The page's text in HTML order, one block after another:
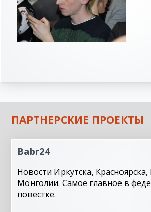
ПАРТНЕРСКИЕ ПРОЕКТЫ
Babr24
Новости Иркутска, Красноярска,
Монголии. Самое главное в
повестке.